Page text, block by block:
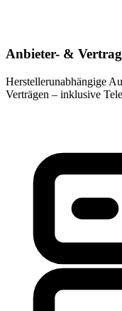
Anbieter- &
Herstellerunabhängige
Verträgen – inklusive